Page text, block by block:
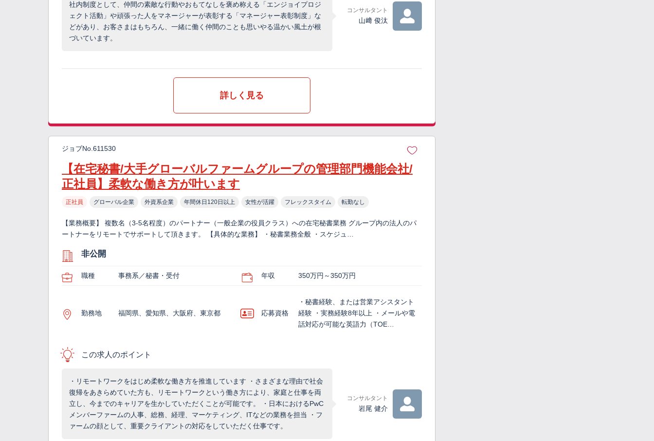
社内制度として、仲間の素敵な行動やおもてなしを褒め称える「エンジョイプロジ
ェクト活動」や頑張った人をマネージャーが表彰する「マネージャー表彰制度」な
どがあり、お客さまはもちろん、一緒に働く仲間のことも思いやる温かい風土が根
づいています。
コンサルタント
山﨑 俊汰
詳しく見る
ジョブNo.611530
【在宅秘書/大手グローバルファームグループの管理部門機能会社/
正社員】柔軟な働き方が叶います
正社員 グローバル企業 外資系企業 年間休日120日以上 女性が活躍 フレックスタイム 転勤なし
【業務概要】 複数名（3‐5名程度）のパートナー（一般企業の役員クラス）への在宅秘書業務 グループ内の法人のパ
ートナーをリモートでサポートして頂きます。 【具体的な業務】 ・秘書業務全般 ・スケジュ…
非公開
職種 事務系／秘書・受付 年収 350万円～350万円
勤務地 福岡県、愛知県、大阪府、東京都 応募資格
・秘書経験、または営業アシスタント
経験 ・実務経験8年以上 ・メールや電
話対応が可能な英語力（TOE…
この求人のポイント
・リモートワークをはじめ柔軟な働き方を推進しています ・さまざまな理由で社会
復帰をあきらめていた方も、リモートワークという働き方により、家庭と仕事を両
立し、今までのキャリアを生かしていただくことが可能です。 ・日本におけるPwC
メンバーファームの人事、総務、経理、マーケティング、ITなどの業務を担当 ・フ
ァームの顔として、重要クライアントの対応をしていただく仕事です。
コンサルタント
岩尾 健介